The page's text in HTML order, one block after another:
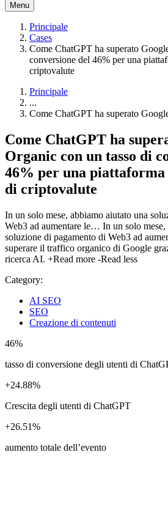
Menu
Principale
Cases
Come ChatGPT ha superato
conversione del 46% per una
criptovalute
Principale
...
Come ChatGPT ha superato
Come ChatGPT ha
Organic con un tasso di
46% per una piattaforma
di criptovalute
In un solo mese, abbiamo aiutato una
Web3 ad aumentare le… In un solo
soluzione di pagamento di Web3 ad
superare il traffico organico di Google
ricerca AI. +Read more -Read less
Category:
AI SEO
SEO
Creazione di contenuti
46%
tasso di conversione degli utenti di
+24.88%
Crescita degli utenti di ChatGPT
+26.51%
aumento totale dell’evento